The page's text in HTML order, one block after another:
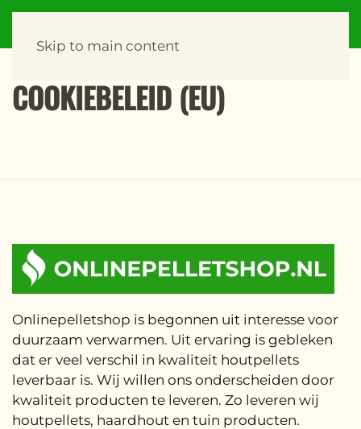
Skip to main content
COOKIEBELEID (EU)
Onlinepelletshop is begonnen uit interesse voor
duurzaam verwarmen. Uit ervaring is gebleken
dat er veel verschil in kwaliteit houtpellets
leverbaar is. Wij willen ons onderscheiden door
kwaliteit producten te leveren. Zo leveren wij
houtpellets, haardhout en tuin producten.